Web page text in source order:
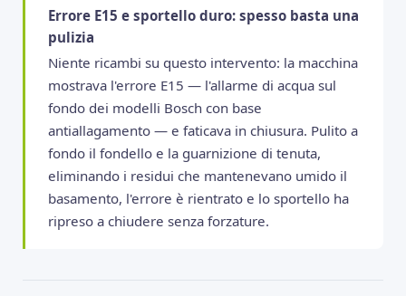
Errore E15 e sportello duro: spesso basta una
pulizia
Niente ricambi su questo intervento: la macchina
mostrava l'errore E15 — l'allarme di acqua sul
fondo dei modelli Bosch con base
antiallagamento — e faticava in chiusura. Pulito a
fondo il fondello e la guarnizione di tenuta,
eliminando i residui che mantenevano umido il
basamento, l'errore è rientrato e lo sportello ha
ripreso a chiudere senza forzature.